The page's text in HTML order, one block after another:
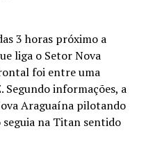
3 horas próximo a
liga o Setor Nova
foi entre uma
informações, a
Araguaína pilotando
seguia na Titan sentido